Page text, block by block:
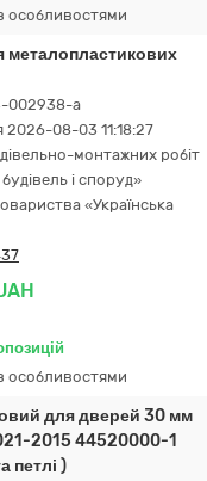
особливостями
металопластикових
002938-a
2026-08-03 11:18:27
монтажних робіт
і споруд»
«Українська
особливостями
для дверей 30 мм
2015 44520000-1
петлі )